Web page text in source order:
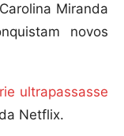
Miranda
novos
ultrapassasse
Netflix.